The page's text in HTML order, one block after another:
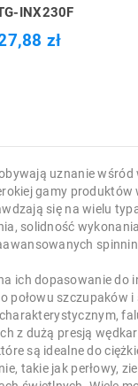
INX230F
zł
uznanie
gamy
się na wielu
solidność
ich dopasowanie
szczupaków
z dużą presją
są idealne do
takie jak perłowy,